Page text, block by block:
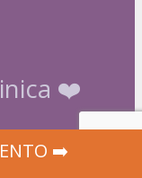
❤️
➡️